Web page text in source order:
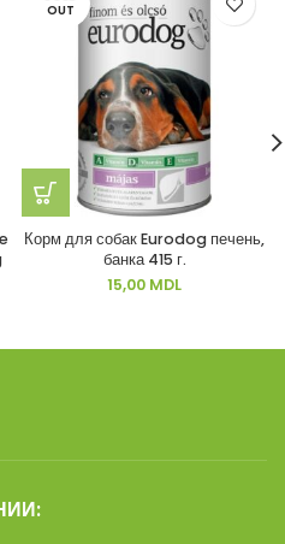
OUT
Корм для собак Eurodog печень,
банка 415 г.
15,00 MDL